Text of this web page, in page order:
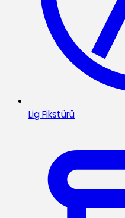
Lig Fikstürü